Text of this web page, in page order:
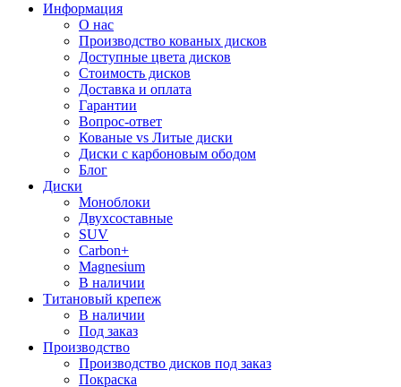
Информация
О нас
Производство кованых дисков
Доступные цвета дисков
Стоимость дисков
Доставка и оплата
Гарантии
Вопрос-ответ
Кованые vs Литые диски
Диски с карбоновым ободом
Блог
Диски
Моноблоки
Двухсоставные
SUV
Carbon+
Magnesium
В наличии
Титановый крепеж
В наличии
Под заказ
Производство
Производство дисков под заказ
Покраска